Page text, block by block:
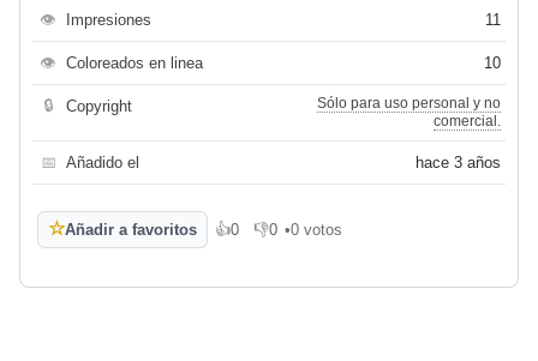
👁 Impresiones 11
👁 Coloreados en linea 10
🔒 Copyright
Sólo para uso personal y no
comercial.
📅 Añadido el hace 3 años
☆Añadir a favoritos 👍0
Me gusta
👎0
No me gusta
•0 votos